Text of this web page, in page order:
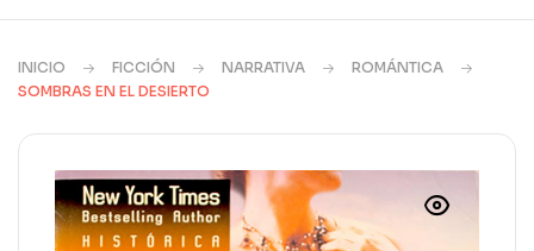
INICIO FICCIÓN NARRATIVA
ROMÁNTICA
SOMBRAS EN EL DESIERTO